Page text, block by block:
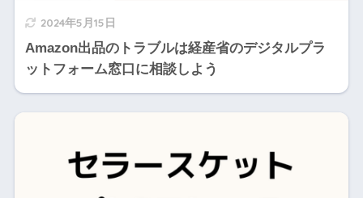
2024年5月15日
Amazon出品のトラブルは経産省のデジタルプラ
ットフォーム窓口に相談しよう